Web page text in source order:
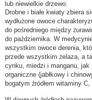
lub niewielkie drzewo.
Drobne i białe kwiaty zbiera
wydłużone owoce
do pośredniego między
do października. W
wszystkim owoce derenia,
przede wszystkim żelaza, a
cynku, miedzi i manganu, jak
organiczne (jabłkowy i
bogatym źródłem witaminy